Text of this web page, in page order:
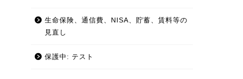
生命保険、通信費、NISA、貯蓄、賃料等の
見直し
保護中: テスト